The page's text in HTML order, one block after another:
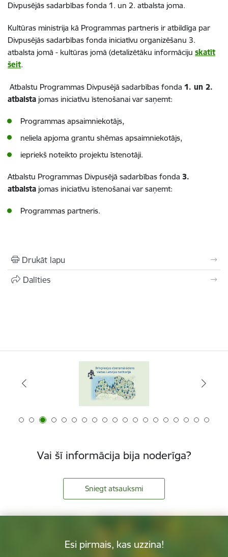
Divpusējās sadarbības fonda 1. un 2. atbalsta joma.
Kultūras ministrija kā Programmas partneris ir atbildīga par
Divpusējās sadarbības fonda iniciatīvu organizēšanu 3.
atbalsta jomā - kultūras jomā (detalizētāku informāciju skatīt
šeit.
Atbalstu Programmas Divpusējā sadarbības fonda 1. un 2.
atbalsta jomas iniciatīvu īstenošanai var saņemt:
Programmas apsaimniekotājs,
neliela apjoma grantu shēmas apsaimniekotājs,
iepriekš noteikto projektu īstenotāji.
Atbalstu Programmas Divpusējā sadarbības fonda 3.
atbalsta jomas iniciatīvu īstenošanai var saņemt:
Programmas partneris.
Drukāt lapu
Dalīties
Vai šī informācija bija noderīga?
Sniegt atsauksmi
Esi pirmais, kas uzzina!